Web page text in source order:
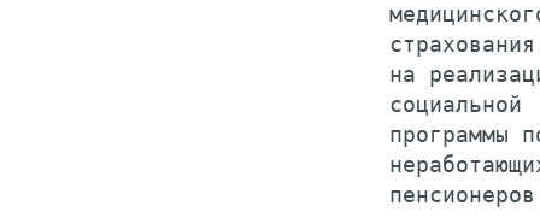
                            страхования
на
                            социальной
программы